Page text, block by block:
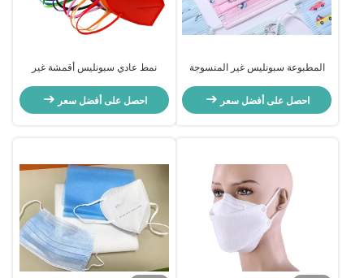
المطبوعة سبونليس غير المنسوجة
لقناع الوجه
احصل على أفضل سعر
نمط عادي سبونليس أقمشة غير
عالية
احصل على أفضل سعر